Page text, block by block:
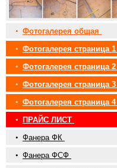
• Фотогалерея общая
• Фотогалерея страница 1
• Фотогалерея страница 2
• Фотогалерея страница 3
• Фотогалерея страница 4
•
ПРАЙС ЛИСТ
• Фанера ФК
• Фанера ФСФ